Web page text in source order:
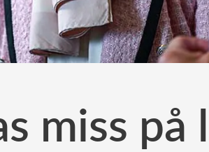
miss på